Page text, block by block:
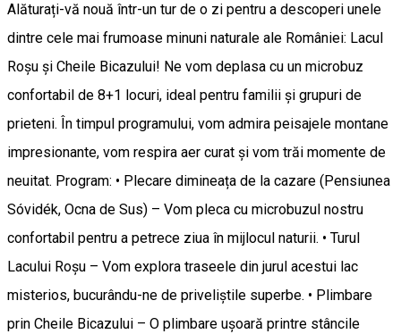
Alăturați-vă nouă într-un tur de o zi pentru a descoperi unele
dintre cele mai frumoase minuni naturale ale României: Lacul
Roșu și Cheile Bicazului! Ne vom deplasa cu un microbuz
confortabil de 8+1 locuri, ideal pentru familii și grupuri de
prieteni. În timpul programului, vom admira peisajele montane
impresionante, vom respira aer curat și vom trăi momente de
neuitat. Program: • Plecare dimineața de la cazare (Pensiunea
Sóvidék, Ocna de Sus) – Vom pleca cu microbuzul nostru
confortabil pentru a petrece ziua în mijlocul naturii. • Turul
Lacului Roșu – Vom explora traseele din jurul acestui lac
misterios, bucurându-ne de priveliștile superbe. • Plimbare
prin Cheile Bicazului – O plimbare ușoară printre stâncile